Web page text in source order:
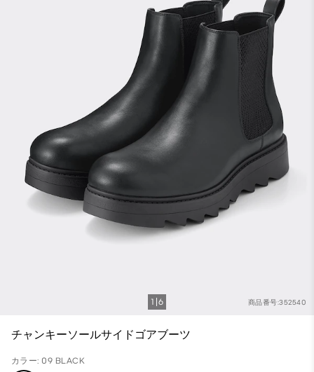
商品番号:352540
1 6
チャンキーソールサイドゴアブーツ
カラー: 09 BLACK